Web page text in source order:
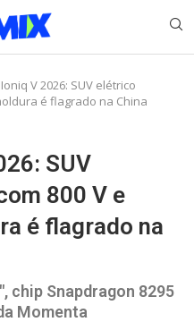
V 2026: SUV elétrico
é flagrado na China
SUV
800 V e
é flagrado na
chip Snapdragon 8295
Momenta